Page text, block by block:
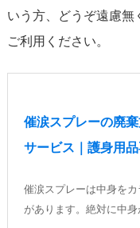
いう方、どうぞ遠慮無
ご利用ください。
催涙スプレーの廃
サービス｜護身用
催涙スプレーは中身を
があります。絶対に中